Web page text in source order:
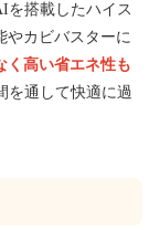
を搭載したハイス
やカビバスターに
く高い省エネ性も
を通して快適に過